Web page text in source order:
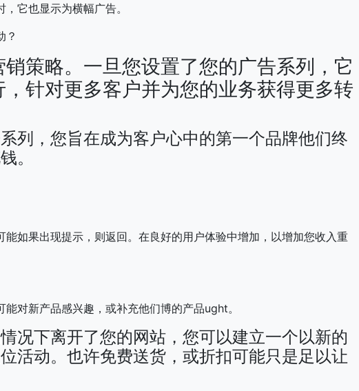
它也显示为横幅广告。
？
策略。一旦您设置了您的广告系列，它
针对更多客户并为您的业务获得更多转
列，您旨在成为客户心中的第一个品牌他们终
。
能如果出现提示，则返回。在良好的用户体验中增加，以增加您收入重
对新产品感兴趣，或补充他们博的产品ught。
况下离开了您的网站，您可以建立一个以新的
活动。也许免费送货，或折扣可能只是足以让